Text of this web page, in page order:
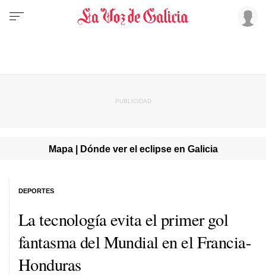
Mapa | Dónde ver el eclipse en Galicia
La tecnología evita el primer gol
fantasma del Mundial en el Francia-
Honduras
DEPORTES